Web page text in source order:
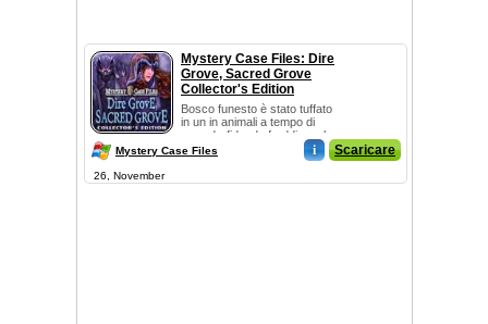
Mystery Case Files: Dire
Grove, Sacred Grove
Collector's Edition
Bosco funesto è stato tuffato
in un in animali a tempo di
record-sfidando freddi e selv...
Mystery Case Files i Scaricare
26, November